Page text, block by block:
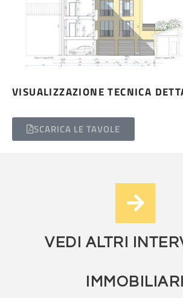
VISUALIZZAZIONE TECNICA
SCARICA LE TAVOLE
VEDI ALTRI
IMMOBILIARI